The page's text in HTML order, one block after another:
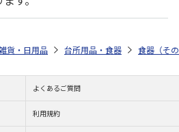
貨・日用品 台所用品・食器 食器（そ
よくあるご質問
利用規約